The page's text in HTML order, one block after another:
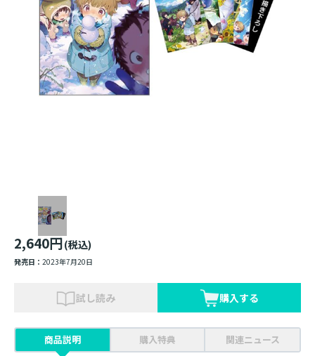
2,640円(税込)
発売日： 2023年7月20日
試し読み 購入する
商品説明 購入特典 関連ニュース